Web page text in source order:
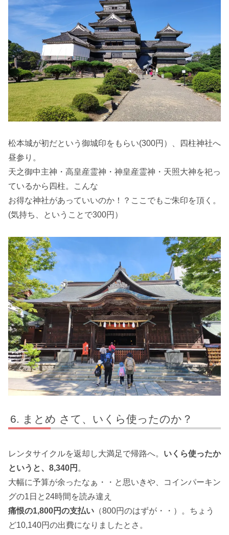
松本城が初だという御城印をもらい(300円）、四柱神社へ
昼参り。
天之御中主神・高皇産霊神・神皇産霊神・天照大神を祀っ
ているから四柱。こんな
お得な神社があっていいのか！？ここでもご朱印を頂く。
(気持ち、ということで300円）
まとめ さて、いくら使ったのか？
レンタサイクルを返却し大満足で帰路へ。 いくら使ったか
というと、8,340円 。
大幅に予算が余ったなぁ・・と思いきや、コインパーキン
グの1日と24時間を読み違え
痛恨の1,800円の支払い （800円のはずが・・）。ちょう
ど10,140円の出費になりましたとさ。